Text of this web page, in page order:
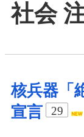
社会
核兵器「
宣言
29